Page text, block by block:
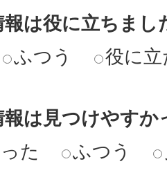
は役に立ちまし
ふつう 役に
は見つけやすか
た
ふつう